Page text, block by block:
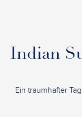
Indian
Ein traumhafter